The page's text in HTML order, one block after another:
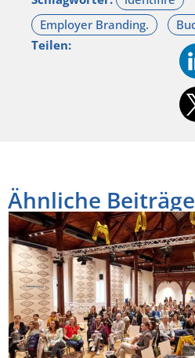
Teilen:
Ähnliche Beiträge